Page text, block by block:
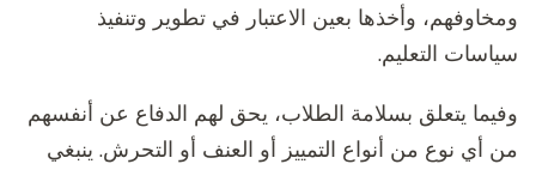
ومخاوفهم، وأخذها بعين الاعتبار في تطوير وتنفيذ
سياسات التعليم.
وفيما يتعلق بسلامة الطلاب، يحق لهم الدفاع عن أنفسهم
من أي نوع من أنواع التمييز أو العنف أو التحرش. ينبغي